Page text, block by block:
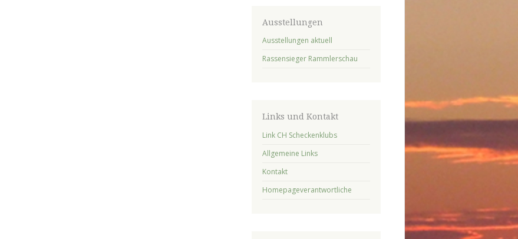
Ausstellungen
Ausstellungen aktuell
Rassensieger Rammlerschau
Links und Kontakt
Link CH Scheckenklubs
Allgemeine Links
Kontakt
Homepageverantwortliche